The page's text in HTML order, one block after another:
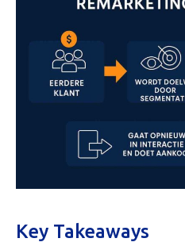
Key Takeaways